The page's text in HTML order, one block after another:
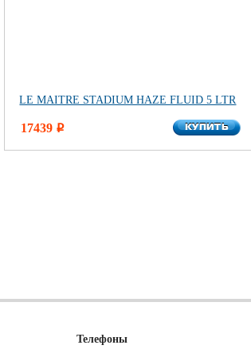
LE MAITRE STADIUM HAZE FLUID 5 LTR
17439 i КУПИТЬ
КУПИТЬ
Телефоны